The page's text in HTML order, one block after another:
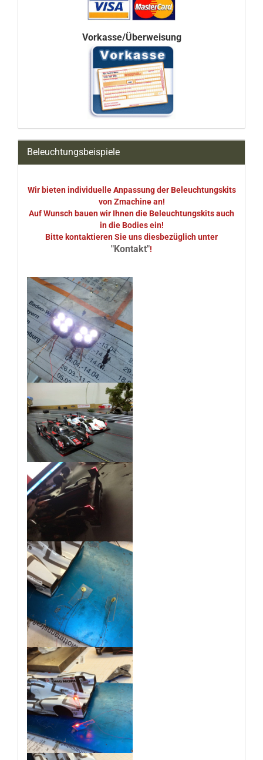
Vorkasse/Überweisung
Beleuchtungsbeispiele
Wir bieten individuelle Anpassung der Beleuchtungskits
von Zmachine an!
Auf Wunsch bauen wir Ihnen die Beleuchtungskits auch
in die Bodies ein!
Bitte kontaktieren Sie uns diesbezüglich unter
"Kontakt"!